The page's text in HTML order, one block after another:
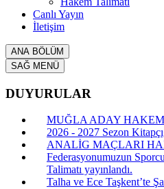
Canlı Yayın
İletişim
ANA BÖLÜM
SAĞ MENÜ
DUYURULAR
MUĞLA ADAY
2026 - 2027 Sezon
ANALİG MAÇLARI
Federasyonumuzun
Talimatı yayınlandı.
Talha ve Ece Taşkent’te